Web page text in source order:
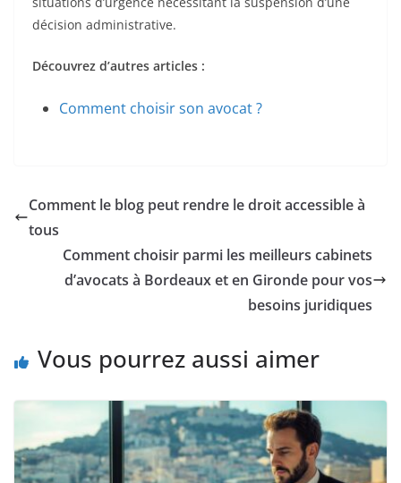
décision administrative.
Découvrez d’autres articles :
Comment choisir son avocat ?
Comment le blog peut rendre le droit accessible à
tous
Comment choisir parmi les meilleurs cabinets
d’avocats à Bordeaux et en Gironde pour vos
besoins juridiques
Vous pourrez aussi aimer